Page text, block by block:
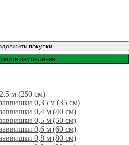
покупки
замовлення
м (250 см)
0,35 м (35 см)
0,4 м (40 см)
0,5 м (50 см)
0,6 м (60 см)
0,8 м (80 см)